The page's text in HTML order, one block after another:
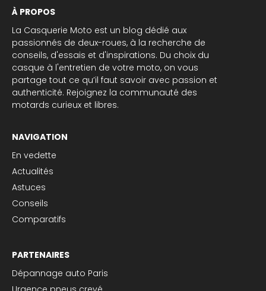
À PROPOS
La Casquerie Moto est un blog dédié aux
passionnés de deux-roues, à la recherche de
conseils, d'essais et d'inspirations. Du choix du
casque à l'entretien de votre moto, on vous
partage tout ce qu’il faut savoir avec passion et
authenticité. Rejoignez la communauté des
motards curieux et libres.
NAVIGATION
En vedette
Actualités
Astuces
Conseils
Comparatifs
PARTENAIRES
Dépannage auto Paris